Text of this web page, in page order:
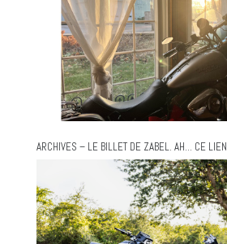
ARCHIVES – LE BILLET DE ZABEL. AH… CE